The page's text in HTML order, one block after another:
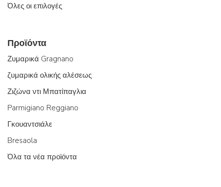
Όλες οι επιλογές
Προϊόντα
Ζυμαρικά Gragnano
ζυμαρικά ολικής αλέσεως
Ζιζώνα ντι Μπατίπαγλια
Parmigiano Reggiano
Γκουαντσιάλε
Bresaola
Όλα τα νέα προϊόντα